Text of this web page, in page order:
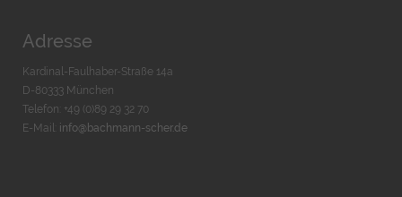
Adresse
Kardinal-Faulhaber-Straße 14a
D-80333 München
Telefon: +49 (0)89 29 32 70
E-Mail: info@bachmann-scher.de